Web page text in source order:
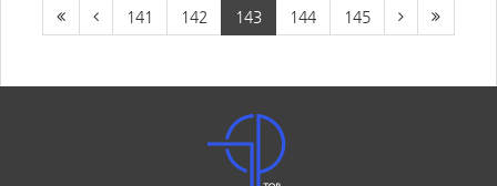
141 142 143 144 145